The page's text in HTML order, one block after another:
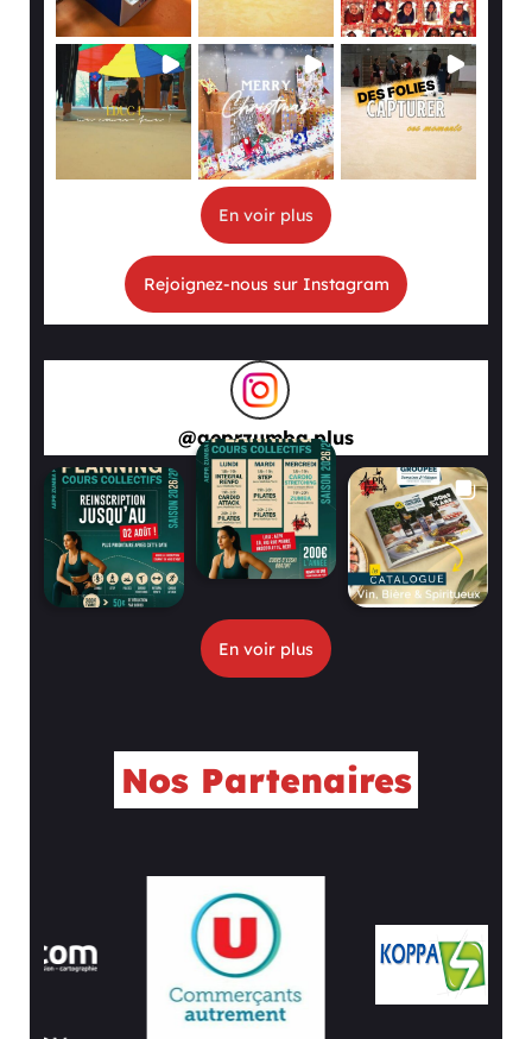
En voir plus
Rejoignez-nous sur Instagram
@aeprzumba.plus
En voir plus
Nos Partenaires